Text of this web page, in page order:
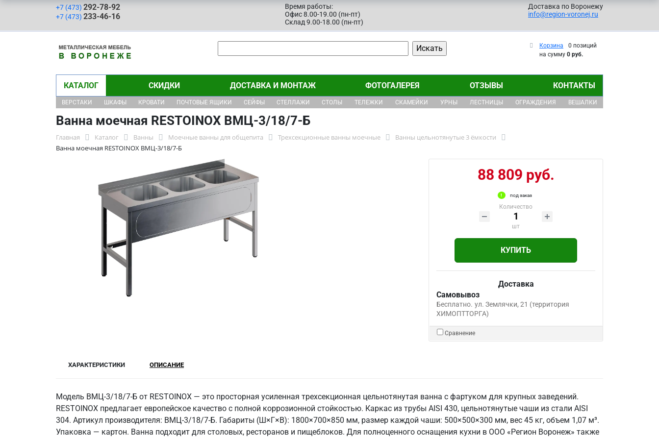
+7 (473) 292-78-92
+7 (473) 233-46-16
Время работы:
Офис 8.00-19.00 (пн-пт)
Склад 9.00-18.00 (пн-пт)
Доставка по Воронежу
info@region-voronej.ru
Корзина
0 позиций
на сумму 0 руб.
КАТАЛОГ СКИДКИ ДОСТАВКА И МОНТАЖ ФОТОГАЛЕРЕЯ ОТЗЫВЫ КОНТАКТЫ
ВЕРСТАКИ ШКАФЫ КРОВАТИ ПОЧТОВЫЕ ЯЩИКИ СЕЙФЫ СТЕЛЛАЖИ СТОЛЫ ТЕЛЕЖКИ СКАМЕЙКИ УРНЫ ЛЕСТНИЦЫ ОГРАЖДЕНИЯ ВЕШАЛКИ
Ванна моечная RESTOINOX ВМЦ-3/18/7-Б
Главная Каталог Ванны Моечные ванны для общепита Трехсекционные ванны моечные
Ванны цельнотянутые 3 ёмкости
Ванна моечная RESTOINOX ВМЦ-3/18/7-Б
88 809 руб.
под заказ
Количество
шт
КУПИТЬ
Доставка
Самовывоз
Бесплатно. ул. Землячки, 21 (территория
ХИМОПТТОРГА)
Сравнение
ХАРАКТЕРИСТИКИ ОПИСАНИЕ
Модель ВМЦ-3/18/7-Б от RESTOINOX — это просторная усиленная трехсекционная цельнотянутая ванна с фартуком для крупных заведений.
RESTOINOX предлагает европейское качество с полной коррозионной стойкостью. Каркас из трубы AISI 430, цельнотянутые чаши из стали AISI
304. Артикул производителя: ВМЦ-3/18/7-Б. Габариты (Ш×Г×В): 1800×700×850 мм, размер каждой чаши: 500×500×300 мм, вес 45 кг, объем 1,07 м³.
Упаковка — картон. Ванна подходит для столовых, ресторанов и пищеблоков. Для полноценного оснащения кухни в ООО «Регион Воронеж» также